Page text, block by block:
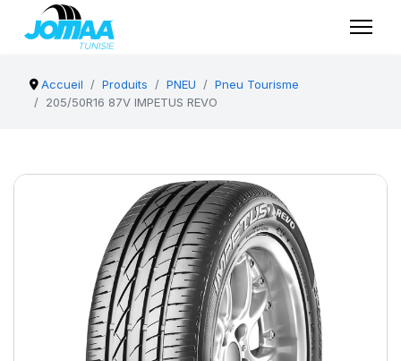
Accueil Produits PNEU
Pneu Tourisme
205/50R16 87V IMPETUS REVO